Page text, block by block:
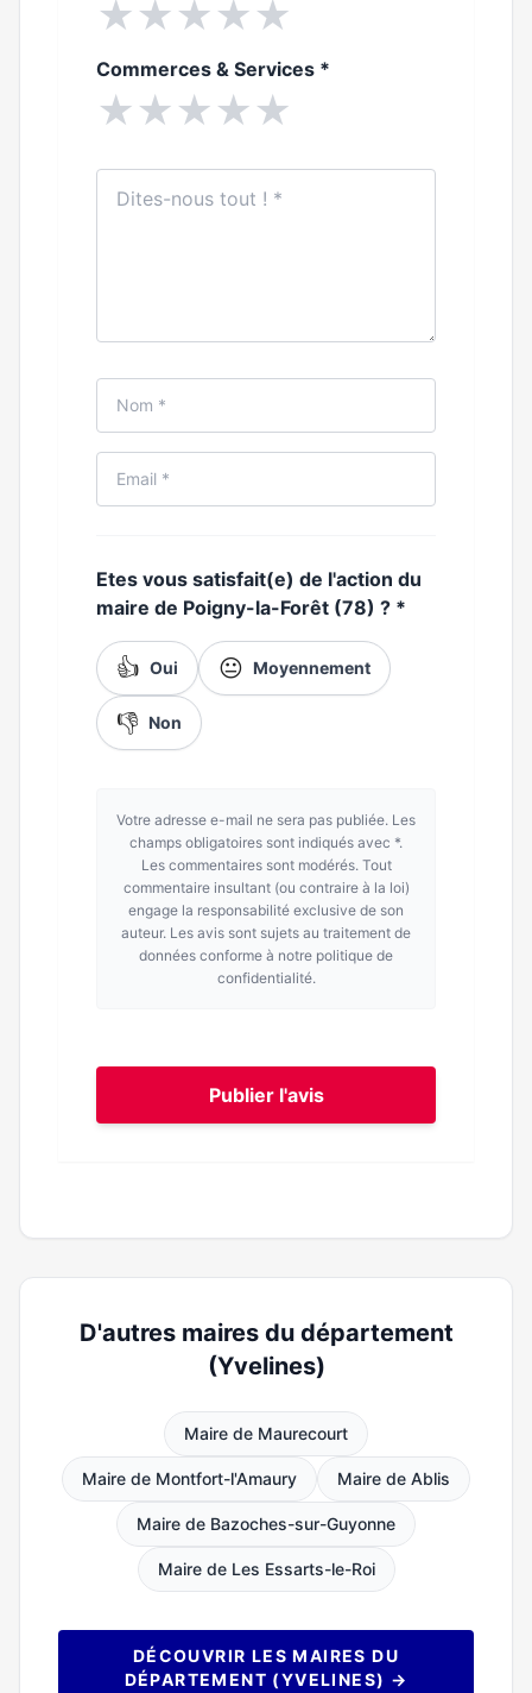
★★★★★
Commerces & Services *
★★★★★
Etes vous satisfait(e) de l'action du
maire de Poigny-la-Forêt (78) ? *
👍 Oui 😐 Moyennement
👎 Non
Votre adresse e-mail ne sera pas publiée. Les
champs obligatoires sont indiqués avec *.
Les commentaires sont modérés. Tout
commentaire insultant (ou contraire à la loi)
engage la responsabilité exclusive de son
auteur. Les avis sont sujets au traitement de
données conforme à notre politique de
confidentialité.
Publier l'avis
D'autres maires du département
(Yvelines)
Maire de Maurecourt
Maire de Montfort-l'Amaury Maire de Ablis
Maire de Bazoches-sur-Guyonne
Maire de Les Essarts-le-Roi
DÉCOUVRIR LES MAIRES DU
DÉPARTEMENT (YVELINES) →